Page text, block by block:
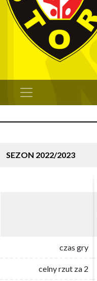
SEZON 2022/2023
czas gry
celny rzut za 2
czas gry
celny rzut za 2